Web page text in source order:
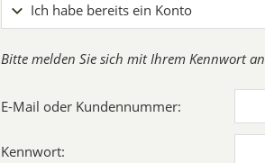
Ich habe bereits ein Konto
Bitte melden Sie sich mit Ihrem Kennwort
E-Mail oder Kundennummer:
Kennwort: